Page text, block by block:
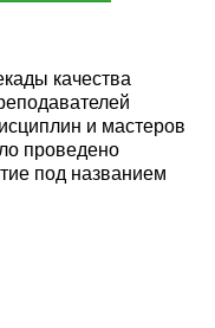
качества
и мастеров
проведено
под названием